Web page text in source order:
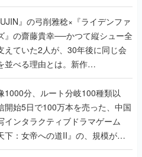
まれた理由を両ディレクターに聞
』の弓削雅稔×『ライデンファ
』の齋藤貴幸──かつて縦シュー全
えていた2人が、30年後に同じ会
並べる理由とは。新作
EXTREME』で初タッグを組
ェンド2人に訊く開発秘話
1000分、ルート分岐100種類以
開始5日で100万本を売った、中国
インタラクティブドラマゲーム
下：女帝への道II』の、規模が違
りをプロデューサーに聞いた